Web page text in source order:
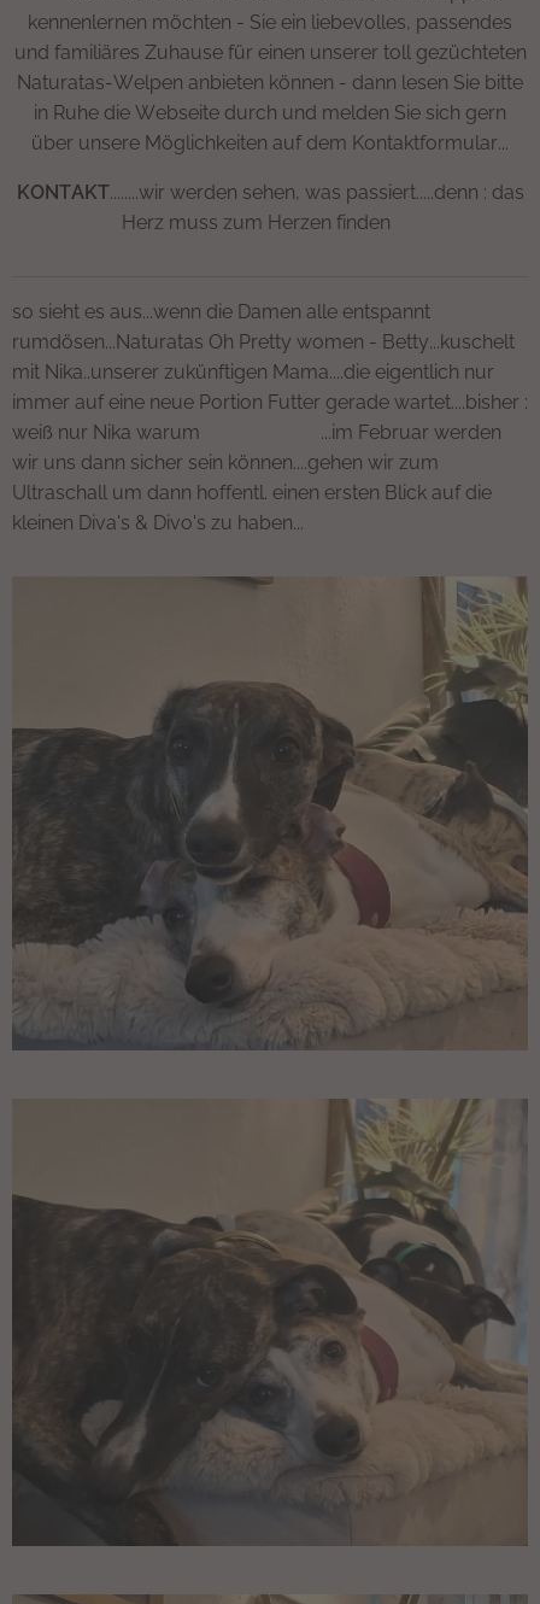
kennenlernen möchten - Sie ein liebevolles, passendes
und familiäres Zuhause für einen unserer toll gezüchteten
Naturatas-Welpen anbieten können - dann lesen Sie bitte
in Ruhe die Webseite durch und melden Sie sich gern
über unsere Möglichkeiten auf dem Kontaktformular...
KONTAKT........wir werden sehen, was passiert.....denn : das
Herz muss zum Herzen finden 💚
so sieht es aus...wenn die Damen alle entspannt
rumdösen...Naturatas Oh Pretty women - Betty...kuschelt
mit Nika..unserer zukünftigen Mama....die eigentlich nur
immer auf eine neue Portion Futter gerade wartet....bisher :
weiß nur Nika warum🧡💛🤎❤️🩶...im Februar werden
wir uns dann sicher sein können....gehen wir zum
Ultraschall um dann hoffentl. einen ersten Blick auf die
kleinen Diva's & Divo's zu haben...